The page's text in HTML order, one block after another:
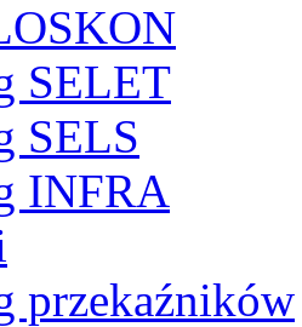
SELET
SELS
INFRA
przekaźników